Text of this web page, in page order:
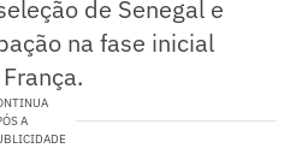
de Senegal e
na fase inicial
A